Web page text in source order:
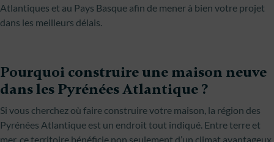
Atlantiques et au Pays Basque afin de mener à bien votre projet
dans les meilleurs délais.
Pourquoi construire une maison neuve
dans les Pyrénées Atlantique ?
Si vous cherchez où faire construire votre maison, la région des
Pyrénées Atlantique est un endroit tout indiqué. Entre terre et
mer, ce territoire bénéficie non seulement d’un climat avantageux,